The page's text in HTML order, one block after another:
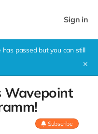
Sign in
passed but you can still
✕
Wavepoint
Subscribe